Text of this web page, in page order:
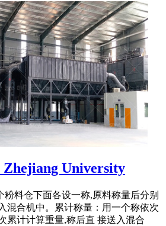
University
粉料仓下面各设一称,原料称量后分别
混合机中。累计称量：用一个称依次
累计计算重量,称后直 接送入混合